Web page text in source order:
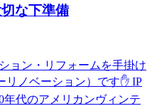
な下準備
ョン・リフォームを手掛け
リノベーション）です✋ IP
代のアメリカンヴィンテ